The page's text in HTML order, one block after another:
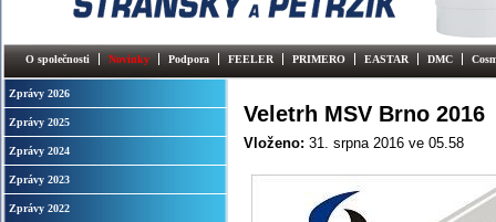
O společnosti Novinky Podpora FEELER PRIMERO EASTAR DMC
Zprávy 2026
Zprávy 2025
Zprávy 2024
Zprávy 2023
Zprávy 2022
Veletrh MSV Brno 2016
Vloženo: 31. srpna 2016 ve 05.58